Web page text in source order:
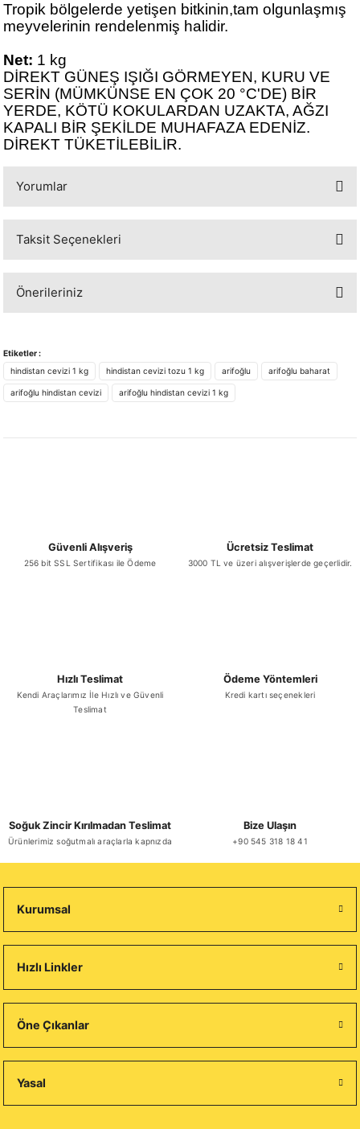
Tropik bölgelerde yetişen bitkinin,tam olgunlaşmış
meyvelerinin rendelenmiş halidir.
Net: 1 kg
DİREKT GÜNEŞ IŞIĞI GÖRMEYEN, KURU VE
SERİN (MÜMKÜNSE EN ÇOK 20 °C'DE) BİR
YERDE, KÖTÜ KOKULARDAN UZAKTA, AĞZI
KAPALI BİR ŞEKİLDE MUHAFAZA EDENİZ.
DİREKT TÜKETİLEBİLİR.
Yorumlar
Taksit Seçenekleri
Önerileriniz
iletebilirsiniz.
Görüş ve önerileriniz için teşekkür ederiz.
Ürün açıklamasında eksik bilgiler bulunuyor.
Etiketler :
hindistan cevizi 1 kg
hindistan cevizi tozu 1 kg arifoğlu arifoğlu baharat
arifoğlu hindistan cevizi arifoğlu hindistan cevizi 1 kg
Güvenli Alışveriş
256 bit SSL Sertifikası ile Ödeme
Ücretsiz Teslimat
3000 TL ve üzeri alışverişlerde geçerlidir.
Hızlı Teslimat
Kendi Araçlarımız İle Hızlı ve Güvenli
Teslimat
Ödeme Yöntemleri
Kredi kartı seçenekleri
Soğuk Zincir Kırılmadan Teslimat
Ürünlerimiz soğutmalı araçlarla kapnızda
Bize Ulaşın
+90 545 318 18 41
Kurumsal
Hızlı Linkler
Öne Çıkanlar
Yasal